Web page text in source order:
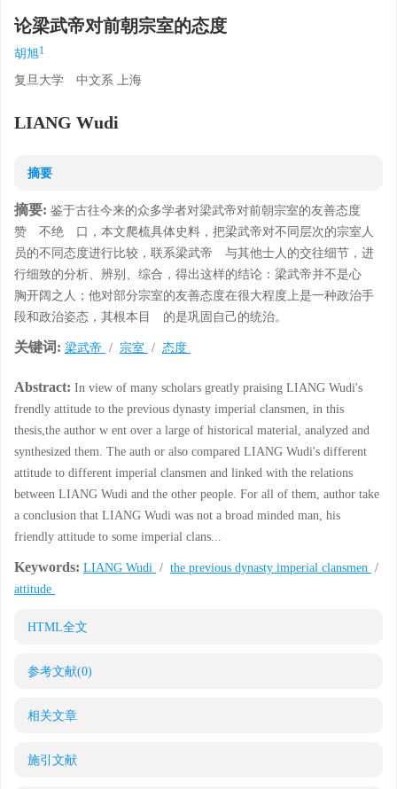
论梁武帝对前朝宗室的态度
胡旭1
复旦大学 中文系 上海
LIANG Wudi
摘要
摘要: 鉴于古往今来的众多学者对梁武帝对前朝宗室的友善态度
赞 不绝 口，本文爬梳具体史料，把梁武帝对不同层次的宗室人
员的不同态度进行比较，联系梁武帝 与其他士人的交往细节，进
行细致的分析、辨别、综合，得出这样的结论：梁武帝并不是心
胸开阔之人；他对部分宗室的友善态度在很大程度上是一种政治手
段和政治姿态，其根本目 的是巩固自己的统治。
关键词: 梁武帝 / 宗室 / 态度
Abstract: In view of many scholars greatly praising LIANG Wudi's
frendly attitude to the previous dynasty imperial clansmen, in this
thesis,the author w ent over a large of historical material, analyzed and
synthesized them. The auth or also compared LIANG Wudi's different
attitude to different imperial clansmen and linked with the relations
between LIANG Wudi and the other people. For all of them, author take
a conclusion that LIANG Wudi was not a broad minded man, his
friendly attitude to some imperial clans...
Keywords: LIANG Wudi / the previous dynasty imperial clansmen /
attitude
HTML全文
参考文献(0)
相关文章
施引文献